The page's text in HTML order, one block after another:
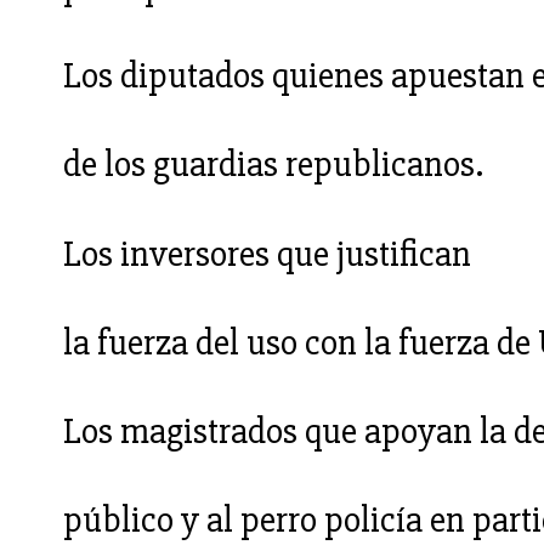
Los diputados quienes
de los guardias republicanos.
Los inversores que justifican
la fuerza del uso con la fuerza de
Los magistrados que apoyan la
público y al perro policía en